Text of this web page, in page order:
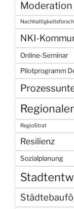
Moderation
NKI-
Online-Seminar
Pilotprogramm
RegioStrat
Resilienz
Sozialplanung